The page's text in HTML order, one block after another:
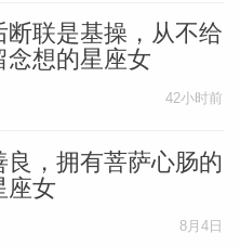
儿”。
些方面阻碍了我们，
地府一样，我们在
，也会去探索自己的
断联是基操，从不给
念想的星座女
42小时前
良，拥有菩萨心肠的
座女
8月4日